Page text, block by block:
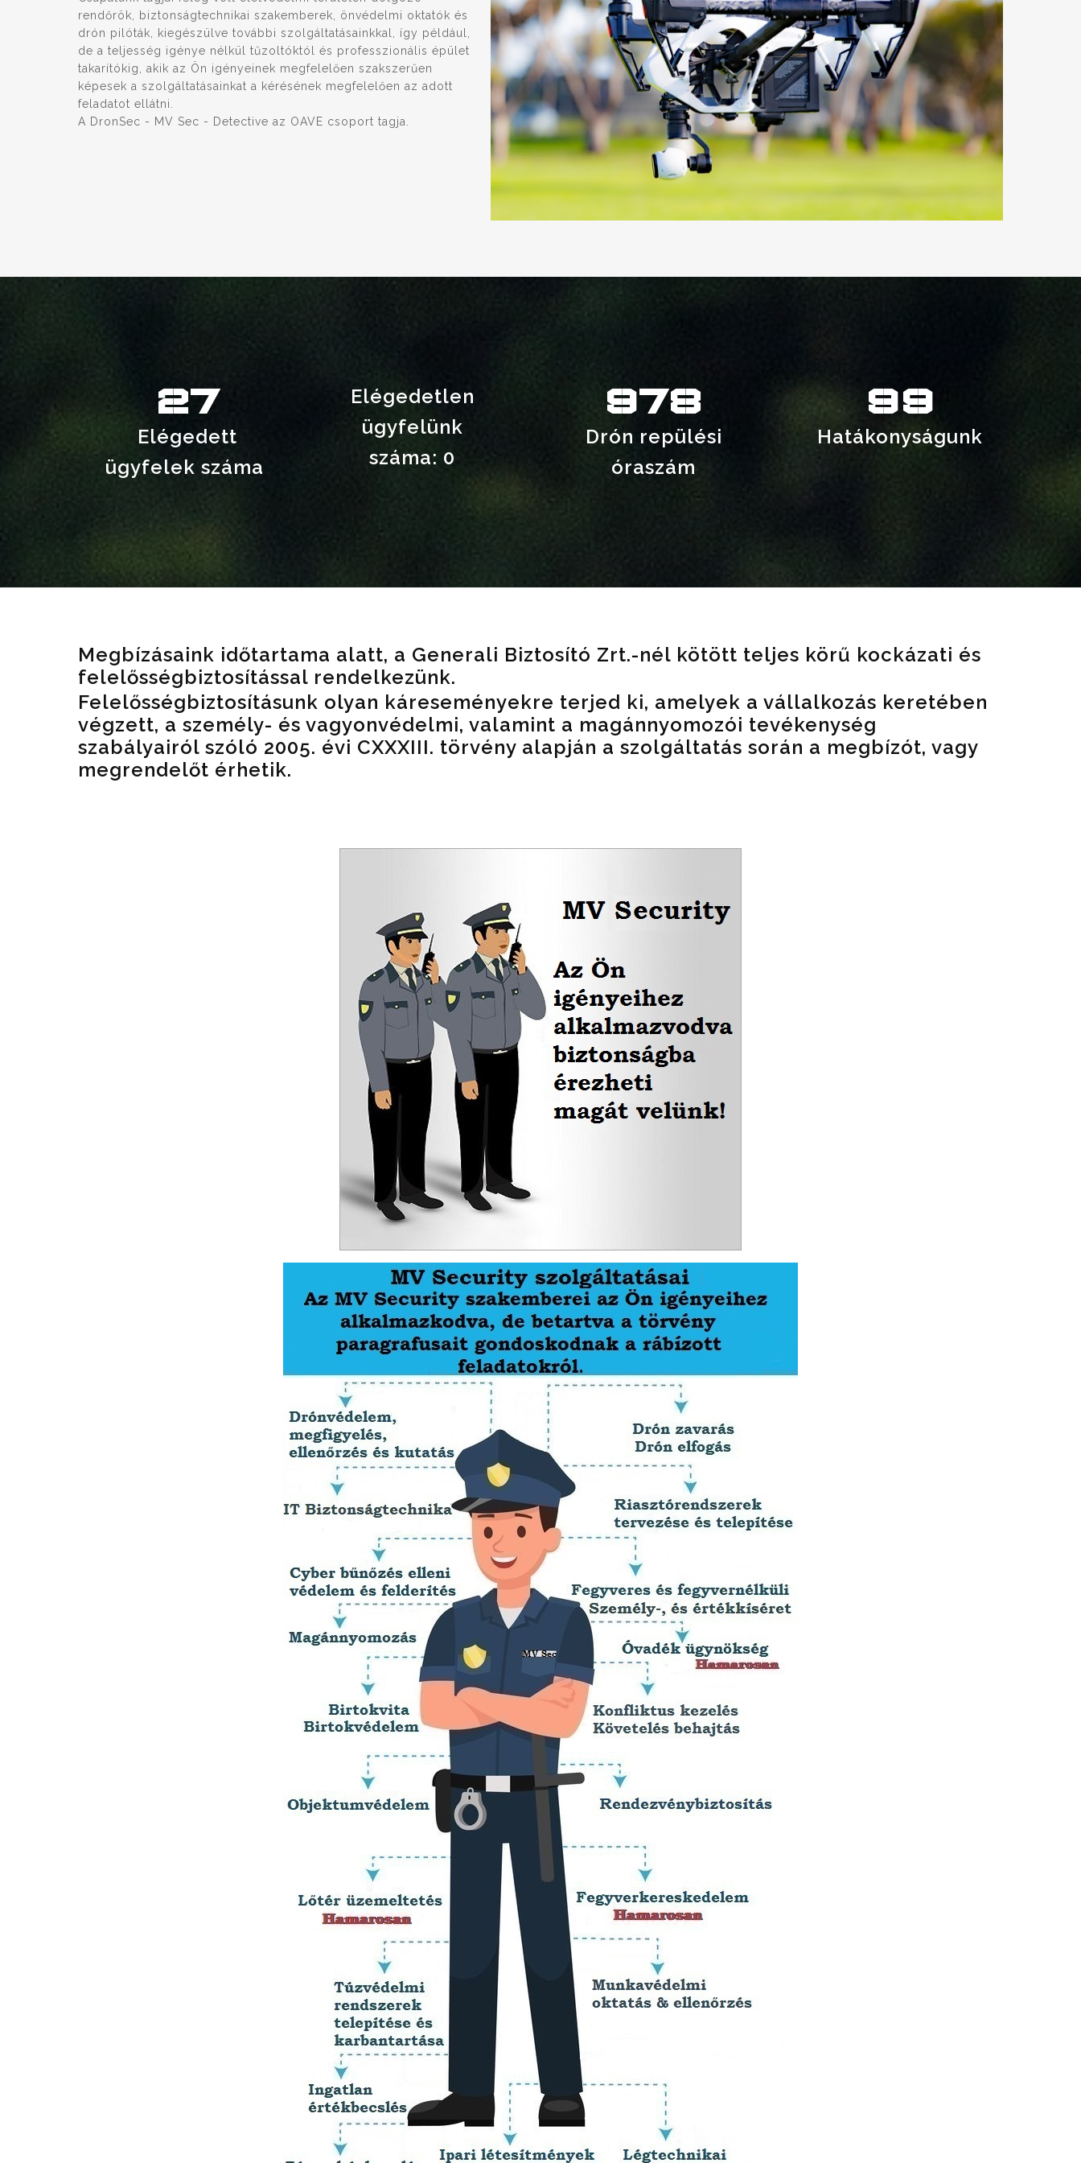
rendőrök, biztonságtechnikai szakemberek, önvédelmi oktatók és
drón pilóták, kiegészülve további szolgáltatásainkkal, így például,
de a teljesség igénye nélkül tűzoltóktól és professzionális épület
takarítókig, akik az Ön igényeinek megfelelően szakszerűen
képesek a szolgáltatásainkat a kérésének megfelelően az adott
feladatot ellátni.
A DronSec - MV Sec - Detective az OAVE csoport tagja.
27
Elégedett
ügyfelek száma
Elégedetlen
ügyfelünk
száma: 0
978
Drón repülési
óraszám
99
Hatákonyságunk
Megbízásaink időtartama alatt, a Generali Biztosító Zrt.-nél kötött teljes körű kockázati és
felelősségbiztosítással rendelkezünk.
Felelősségbiztosításunk olyan káreseményekre terjed ki, amelyek a vállalkozás keretében
végzett, a személy- és vagyonvédelmi, valamint a magánnyomozói tevékenység
szabályairól szóló 2005. évi CXXXIII. törvény alapján a szolgáltatás során a megbízót, vagy
megrendelőt érhetik.